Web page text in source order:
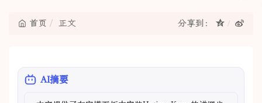
首页 正文 分享到：
AI摘要